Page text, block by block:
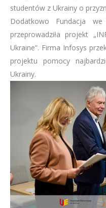
studentów z Ukrainy o
Dodatkowo Fundacja we
przeprowadziła projekt
Ukraine”. Firma Infosys
projektu pomocy
Ukrainy.